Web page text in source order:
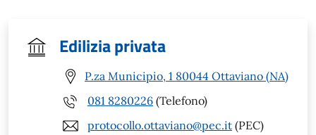
Edilizia privata
P.za Municipio, 1 80044 Ottaviano (NA)
081 8280226 (Telefono)
protocollo.ottaviano@pec.it (PEC)